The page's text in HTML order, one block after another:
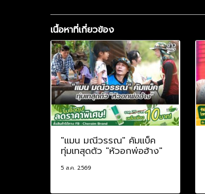
เนื้อหาที่เกี่ยวข้อง
"แมน มณีวรรณ" คัมแบ็ค
ทุ่มเทสุดตัว "หัวอกพ่อฮ้าง"
5 ส.ค. 2569